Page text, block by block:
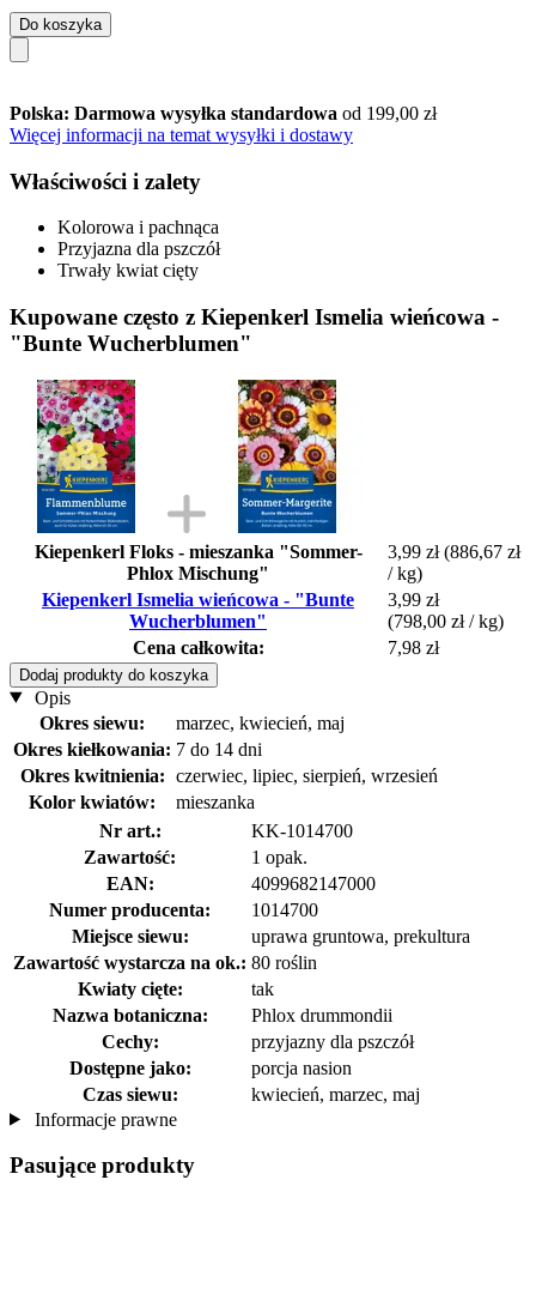
Do koszyka
Polska: Darmowa wysyłka standardowa od 199,00 zł
Więcej informacji na temat wysyłki i dostawy
Właściwości i zalety
Kolorowa i pachnąca
Przyjazna dla pszczół
Trwały kwiat cięty
Kupowane często z Kiepenkerl Ismelia wieńcowa -
"Bunte Wucherblumen"
Kiepenkerl Floks - mieszanka "Sommer-
Phlox Mischung"
3,99 zł (886,67 zł
/ kg)
Kiepenkerl Ismelia wieńcowa - "Bunte
Wucherblumen"
3,99 zł
(798,00 zł / kg)
Cena całkowita:
7,98 zł
Dodaj produkty do koszyka
Opis
Okres siewu:
marzec, kwiecień, maj
Okres kiełkowania: 7 do 14 dni
Okres kwitnienia: czerwiec, lipiec, sierpień, wrzesień
Kolor kwiatów:
mieszanka
Nr art.:
KK-1014700
Zawartość:
1 opak.
EAN:
4099682147000
Numer producenta:
1014700
Miejsce siewu:
uprawa gruntowa, prekultura
Zawartość wystarcza na ok.: 80 roślin
Kwiaty cięte:
tak
Nazwa botaniczna:
Phlox drummondii
Cechy:
przyjazny dla pszczół
Dostępne jako:
porcja nasion
Czas siewu:
kwiecień, marzec, maj
Informacje prawne
Pasujące produkty